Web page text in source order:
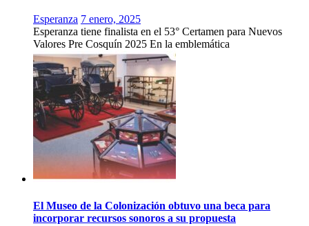
Esperanza 7 enero, 2025
Esperanza tiene finalista en el 53° Certamen para Nuevos
Valores Pre Cosquín 2025 En la emblemática
El Museo de la Colonización obtuvo una beca para
incorporar recursos sonoros a su propuesta